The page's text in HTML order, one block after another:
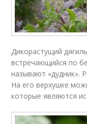
Дикорастущий
встречающийся по
называют «дудник».
На его верхушке
которые являются